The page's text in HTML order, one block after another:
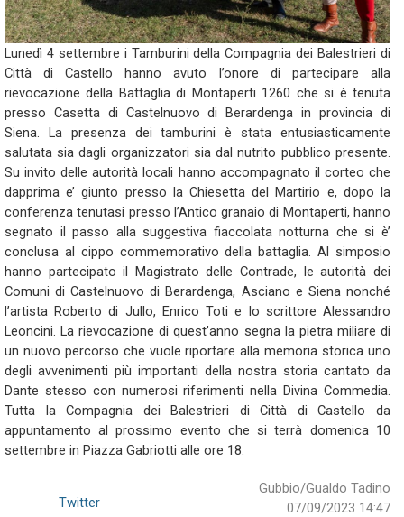
Lunedì 4 settembre i Tamburini della Compagnia dei Balestrieri di
Città di Castello hanno avuto l’onore di partecipare alla
rievocazione della Battaglia di Montaperti 1260 che si è tenuta
presso Casetta di Castelnuovo di Berardenga in provincia di
Siena. La presenza dei tamburini è stata entusiasticamente
salutata sia dagli organizzatori sia dal nutrito pubblico presente.
Su invito delle autorità locali hanno accompagnato il corteo che
dapprima e’ giunto presso la Chiesetta del Martirio e, dopo la
conferenza tenutasi presso l’Antico granaio di Montaperti, hanno
segnato il passo alla suggestiva fiaccolata notturna che si è’
conclusa al cippo commemorativo della battaglia. Al simposio
hanno partecipato il Magistrato delle Contrade, le autorità dei
Comuni di Castelnuovo di Berardenga, Asciano e Siena nonché
l’artista Roberto di Jullo, Enrico Toti e lo scrittore Alessandro
Leoncini. La rievocazione di quest’anno segna la pietra miliare di
un nuovo percorso che vuole riportare alla memoria storica uno
degli avvenimenti più importanti della nostra storia cantato da
Dante stesso con numerosi riferimenti nella Divina Commedia.
Tutta la Compagnia dei Balestrieri di Città di Castello da
appuntamento al prossimo evento che si terrà domenica 10
settembre in Piazza Gabriotti alle ore 18.
Gubbio/Gualdo Tadino
07/09/2023 14:47
Twitter